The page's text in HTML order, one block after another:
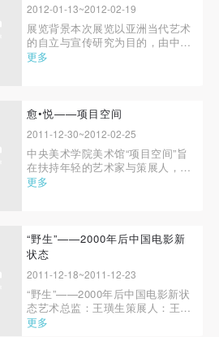
2月10日地
点：“Art@GoldenSquare”艺术空
间，伦敦，英国...
2012-01-13~2012-02-19
展览背景本次展览以亚洲当代艺术
的自立与宣传研究为目的，由中央
美术学院与东京艺术大学共同联
2012年1月13日在中央美术学院美
术馆1F、2F展厅开幕。 展览名
称：非纸·中日...
更多
愈•悦——项目空间
2011-12-30~2012-02-25
中央美术学院美术馆“项目空间”旨
在扶持年轻的艺术家与策展人，将
学院教学延伸到实践之中，这也是
的“项目空间”位于美术馆二层半展
厅，为三个连续分布的展示空间，
总面积约85平...
更多
“野生”——2000年后中国电影新
状态
2011-12-18~2011-12-23
“野生”——2000年后中国电影新状
态艺术总监：王璜生策展人：王小
鲁、蔡萌主办：《电影现场》编辑
更多
快捷登录